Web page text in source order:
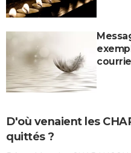
D'où venaient les
quittés ?